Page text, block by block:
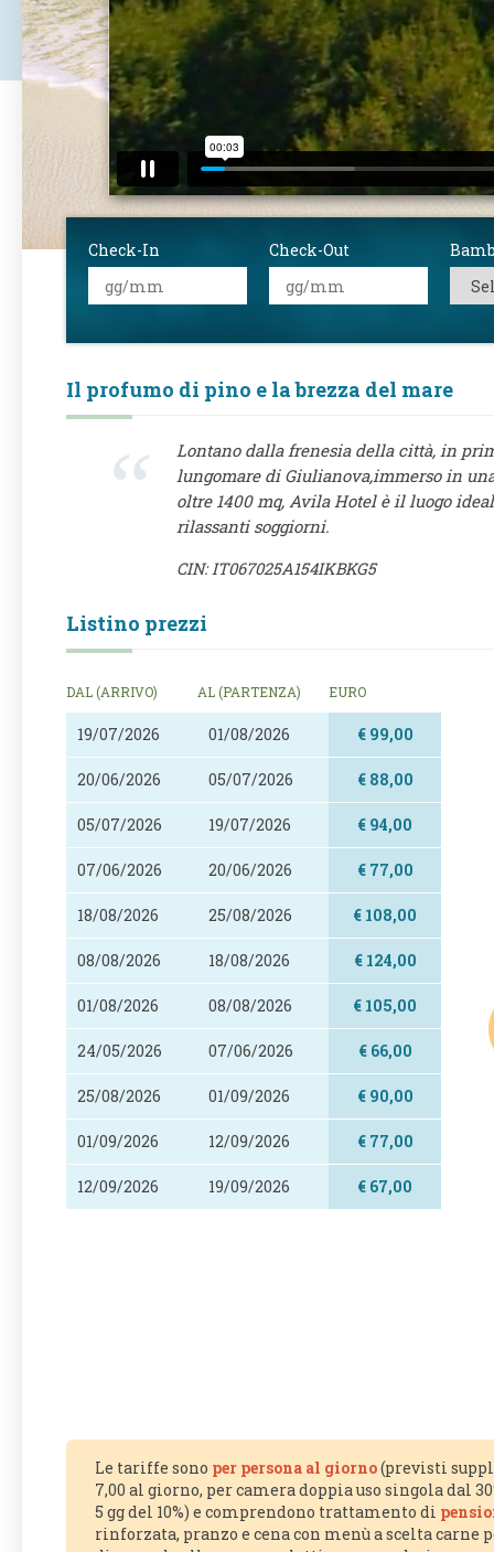
Check-In Check-Out
Il profumo di pino e la brezza del mare
Lontano dalla frenesia della città, in
lungomare di Giulianova,immerso in
oltre 1400 mq, Avila Hotel è il luogo
rilassanti soggiorni.
CIN: IT067025A154IKBKG5
Listino prezzi
DAL (ARRIVO) AL (PARTENZA) EURO
19/07/2026 01/08/2026 € 99,00
20/06/2026 05/07/2026 € 88,00
05/07/2026 19/07/2026 € 94,00
07/06/2026 20/06/2026 € 77,00
18/08/2026 25/08/2026 € 108,00
08/08/2026 18/08/2026 € 124,00
01/08/2026 08/08/2026 € 105,00
24/05/2026 07/06/2026 € 66,00
25/08/2026 01/09/2026 € 90,00
01/09/2026 12/09/2026 € 77,00
12/09/2026 19/09/2026 € 67,00
Le tariffe sono per persona al giorno(previsti
7,00 al giorno, per camera doppia uso singola dal
5 gg del 10%) e comprendono trattamento di
rinforzata, pranzo e cena con menù a scelta carne